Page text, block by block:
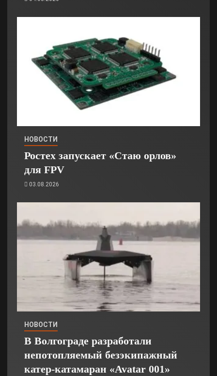
НОВОСТИ
Ростех запускает «Стаю орлов»
для FPV
03.08.2026
НОВОСТИ
В Волгограде разработали
непотопляемый безэкипажный
катер-катамаран «Avatar 001»